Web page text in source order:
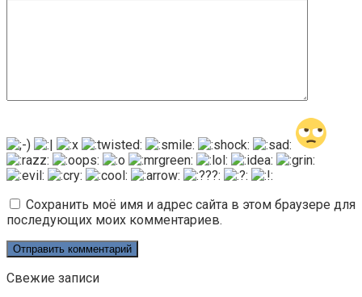
Сохранить моё имя и адрес сайта в этом браузере для
последующих моих комментариев.
Свежие записи